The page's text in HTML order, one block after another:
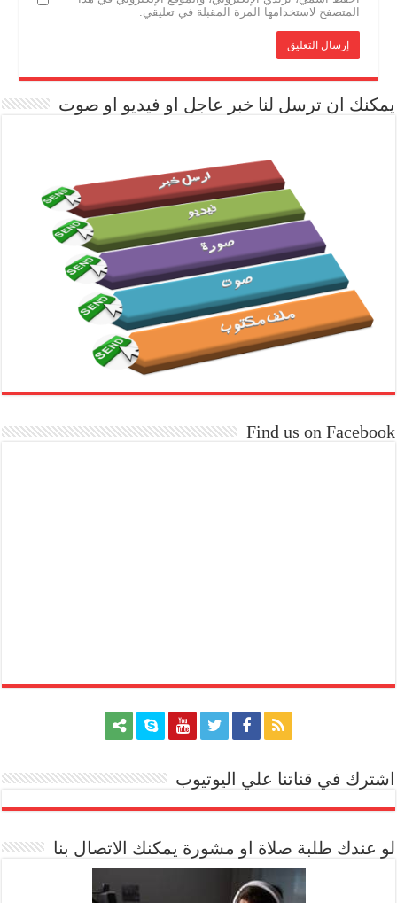
المتصفح لاستخدامها المرة المقبلة في تعليقي.
يمكنك ان ترسل لنا خبر عاجل او فيديو او صوت
Find us on Facebook
اشترك في قناتنا علي اليوتيوب
لو عندك طلبة صلاة او مشورة يمكنك الاتصال بنا